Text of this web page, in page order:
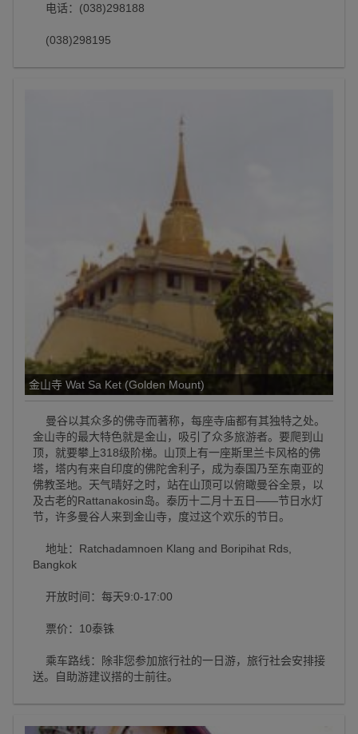
电话：(038)298188
(038)298195
金山寺 Wat Sa Ket (Golden Mount)
曼谷以其众多的佛寺而著称，每座寺庙都有其独特之处。
金山寺的最大特色就是金山，吸引了众多旅游者。要爬到山
顶，就要攀上318级阶梯。山顶上有一座斯里兰卡风格的佛
塔，塔内有来自印度的佛陀舍利子，成为泰国乃至东南亚的
佛教圣地。天气晴好之时，站在山顶可以俯瞰曼谷全景，以
及古老的Rattanakosin岛。泰历十二月十五日——节日水灯
节，许多曼谷人来到金山寺，度过这个欢乐的节日。
地址：Ratchadamnoen Klang and Boripihat Rds,
Bangkok
开放时间：每天9:0-17:00
票价：10泰铢
乘车路线：除非您参加旅行社的一日游，旅行社会安排接
送。自助游建议搭的士前往。